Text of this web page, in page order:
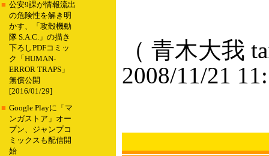
■ 公安9課が情報流出
の危険性を解き明
かす、「攻殻機動
隊 S.A.C.」の描き
下ろしPDFコミッ
ク「HUMAN-
ERROR TRAPS」
無償公開
[2016/01/29]
■ Google Playに「マ
ンガストア」オー
プン、ジャンプコ
ミックスも配信開
始
（ 青木大我
2008/11/21